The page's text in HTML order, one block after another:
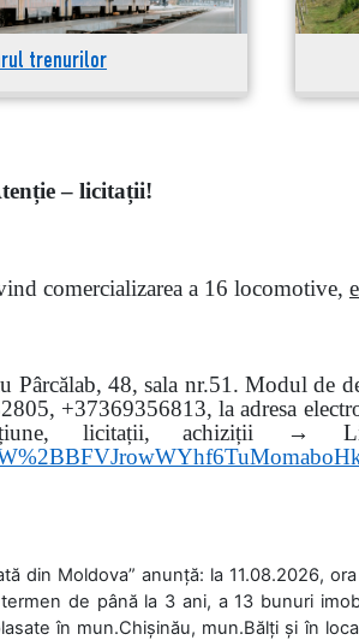
trenurilor
– licitații!
comercializarea a 16 locomotive,
Pârcălab, 48, sala nr.51.Modul de
+37369356813, la adresa
licitații,
din Moldova” anunță: la 11.08.2026,
de până la 3 ani, a 13 bunuri
în mun.Chișinău, mun.Bălți și în